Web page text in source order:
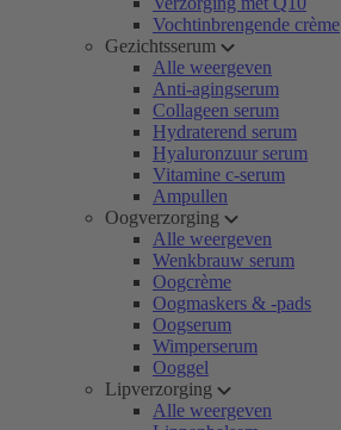
Vochtinbrengende crème
Gezichtsserum
Alle weergeven
Anti-agingserum
Collageen serum
Hydraterend serum
Hyaluronzuur serum
Vitamine c-serum
Ampullen
Oogverzorging
Alle weergeven
Wenkbrauw serum
Oogcrème
Oogmaskers & -pads
Oogserum
Wimperserum
Ooggel
Lipverzorging
Alle weergeven